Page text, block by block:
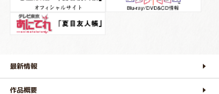
最新情報
作品概要